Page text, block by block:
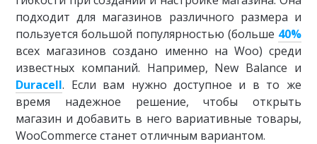
подходит для магазинов различного размера и
пользуется большой популярностью (больше 40%
всех магазинов создано именно на Woo) среди
известных компаний. Например, New Balance и
Duracell. Если вам нужно доступное и в то же
время надежное решение, чтобы открыть
магазин и добавить в него вариативные товары,
WooCommerce станет отличным вариантом.